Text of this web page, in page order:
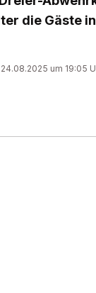
die Gäste
um 19:05